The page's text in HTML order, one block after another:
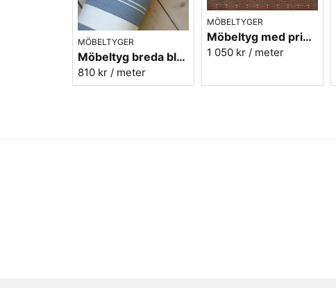
MÖBELTYGER
Möbeltyg breda blå ränder - Veranda nr.54
810 kr / meter
MÖBELTYGER
Möbeltyg med prickar - Plus nr.80 brun
1 050 kr / meter